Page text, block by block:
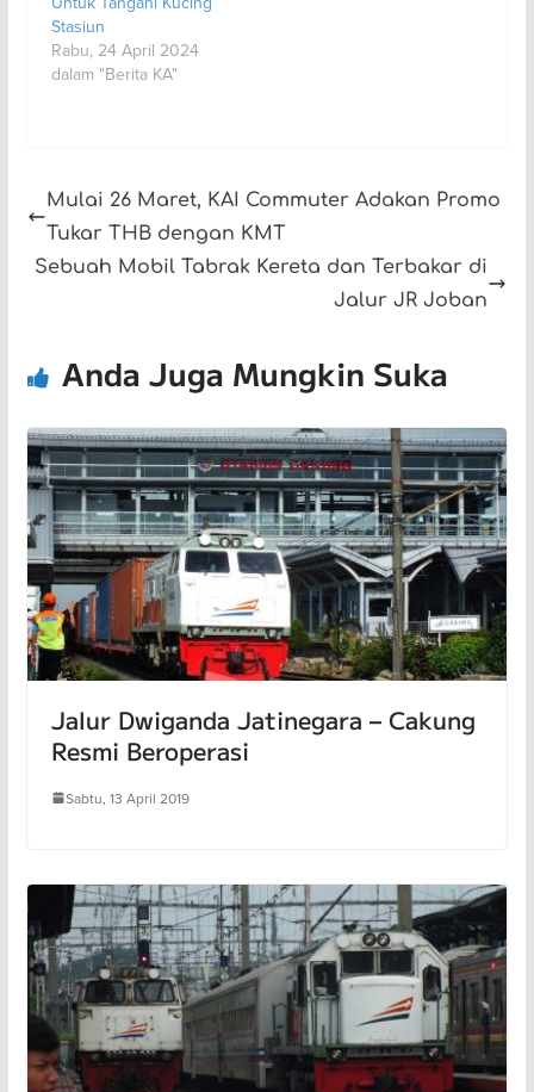
Stasiun
Rabu, 24 April 2024
dalam "Berita KA"
Mulai 26 Maret, KAI Commuter Adakan Promo
Tukar THB dengan KMT
Sebuah Mobil Tabrak Kereta dan Terbakar di
Jalur JR Joban
Anda Juga Mungkin Suka
Jalur Dwiganda Jatinegara – Cakung
Resmi Beroperasi
Sabtu, 13 April 2019